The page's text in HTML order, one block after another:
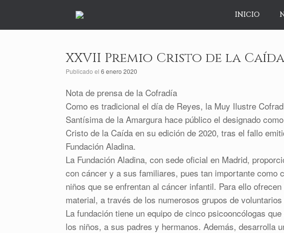
INICIO
XXVII Premio Cristo de la Caída
Publicado el 6 enero 2020
Nota de prensa de la Cofradía
Como es tradicional el día de Reyes, la Muy Ilustre
Santísima de la Amargura hace público el designado
Cristo de la Caída en su edición de 2020, tras el fallo
Fundación Aladina.
La Fundación Aladina, con sede oficial en Madrid,
con cáncer y a sus familiares, pues tan importante como
niños que se enfrentan al cáncer infantil. Para ello
material, a través de los numerosos grupos de
La fundación tiene un equipo de cinco psicooncólogas
los niños, a sus padres y hermanos. Además, desarrolla